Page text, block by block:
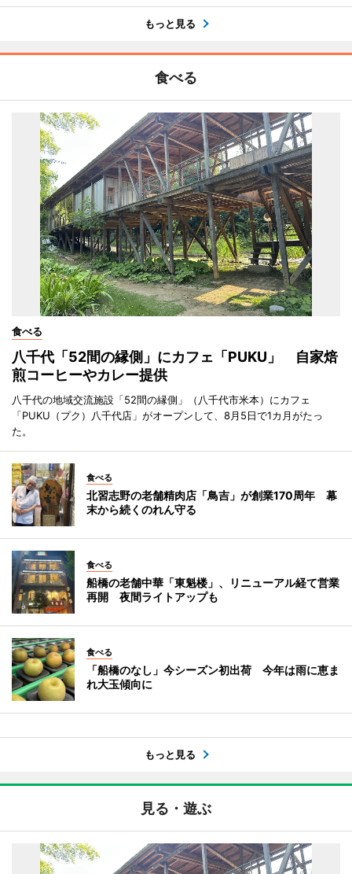
もっと見る
食べる
食べる
八千代「52間の縁側」にカフェ「PUKU」 自家焙
煎コーヒーやカレー提供
八千代の地域交流施設「52間の縁側」（八千代市米本）にカフェ
「PUKU（プク）八千代店」がオープンして、8月5日で1カ月がたっ
た。
食べる
北習志野の老舗精肉店「鳥吉」が創業170周年 幕
末から続くのれん守る
食べる
船橋の老舗中華「東魁楼」、リニューアル経て営業
再開 夜間ライトアップも
食べる
「船橋のなし」今シーズン初出荷 今年は雨に恵ま
れ大玉傾向に
もっと見る
見る・遊ぶ